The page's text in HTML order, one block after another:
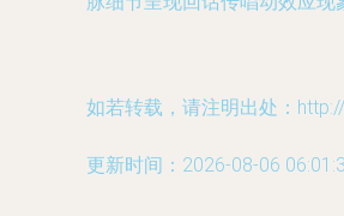
如若转载，请注明出处：
更新时间：2026-08-06